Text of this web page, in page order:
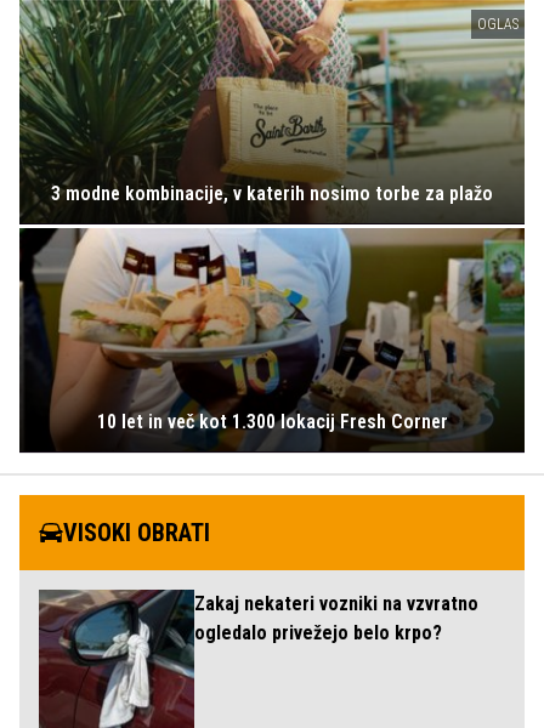
OGLAS
3 modne kombinacije, v katerih nosimo torbe za plažo
10 let in več kot 1.300 lokacij Fresh Corner
VISOKI OBRATI
Zakaj nekateri vozniki na vzvratno
ogledalo privežejo belo krpo?